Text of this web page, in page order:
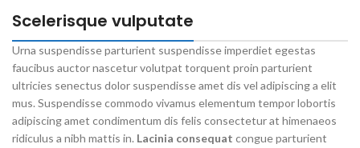
Scelerisque vulputate
Urna suspendisse parturient suspendisse imperdiet egestas
faucibus auctor nascetur volutpat torquent proin parturient
ultricies senectus dolor suspendisse amet dis vel adipiscing a elit
mus. Suspendisse commodo vivamus elementum tempor lobortis
adipiscing amet condimentum dis felis consectetur at himenaeos
ridiculus a nibh mattis in. Lacinia consequat congue parturient